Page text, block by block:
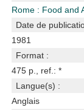
Rome : Food and
Date de
1981
Format :
475 p., ref.: *
Langue(s) :
Anglais